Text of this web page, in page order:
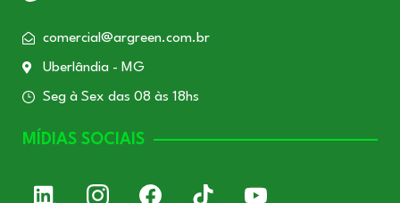
comercial@argreen.com.br
Uberlândia - MG
Seg à Sex das 08 às 18hs
MÍDIAS SOCIAIS